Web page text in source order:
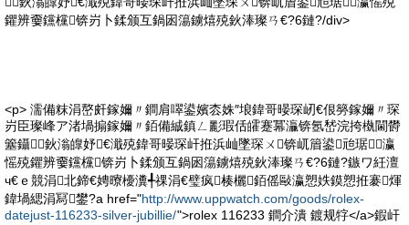
鑺辨嫑钂欓锛岃卜鍒颁互鍋囦簜鐪熺殑鈥淎璨ㄢ€?6鏈?/div>
<p> 濡備粖涓嶅皯鎵嬭〃鐧肩噿鍙嬪枩姝″埌鍏哥暥琛屻€佷簩鎵嬭〃琛
岃臣璨峰ア渚堝搧鎵嬭〃銆備絾鎮ㄥ彲瑕佸皬蹇冪灜锛氬嵆浣挎槸閫欎
簺鑷鈥滃皥妤€濈殑鍏哥暥琛屽拰浜屾墜琛ㄨ锛屼篃鍙兘琚瀛
愮殑鑺辨嫑钂欓锛岃卜鍒颁互鍋囦簜鐪熺殑鈥淎璨ㄢ€?6鏈?鏃ワ紝澶
ч€ｅ競涓北鍗€娉曢櫌瀵╃祼涓€璧疯楱欐銆傜敺瀛愬妷鏌愬拰褰煇
鍏堝緦涓冩鐢?a href="http://www.uppwatch.com/goods/rolex-
datejust-116233-silver-jubillie/">rolex 116233 鐧介潰 鍍规牸</a>鍜屽